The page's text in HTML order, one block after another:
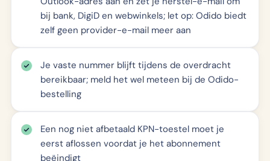
bij bank, DigiD en webwinkels; let op: Odido biedt
zelf geen provider-e-mail meer aan
Je vaste nummer blijft tijdens de overdracht
bereikbaar; meld het wel meteen bij de Odido-
bestelling
Een nog niet afbetaald KPN-toestel moet je
eerst aflossen voordat je het abonnement
beëindigt